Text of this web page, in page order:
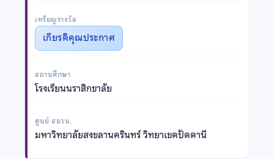
เหรียญรางวัล
เกียรติคุณประกาศ
สถานศึกษา
โรงเรียนนราสิกขาลัย
ศูนย์ สอวน.
มหาวิทยาลัยสงขลานครินทร์ วิทยาเขตปัตตานี